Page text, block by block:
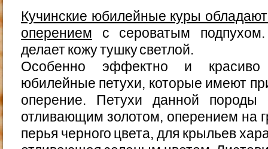
Кучинские юбилейные куры
оперением с сероватым
делает кожу тушку светлой.
Особенно эффектно и красиво
юбилейные петухи, которые имеют
оперение. Петухи данной породы
отливающим золотом, оперением на
перья черного цвета, для крыльев